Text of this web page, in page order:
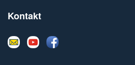
Kontakt
E-
mail
YoutubeFacebook